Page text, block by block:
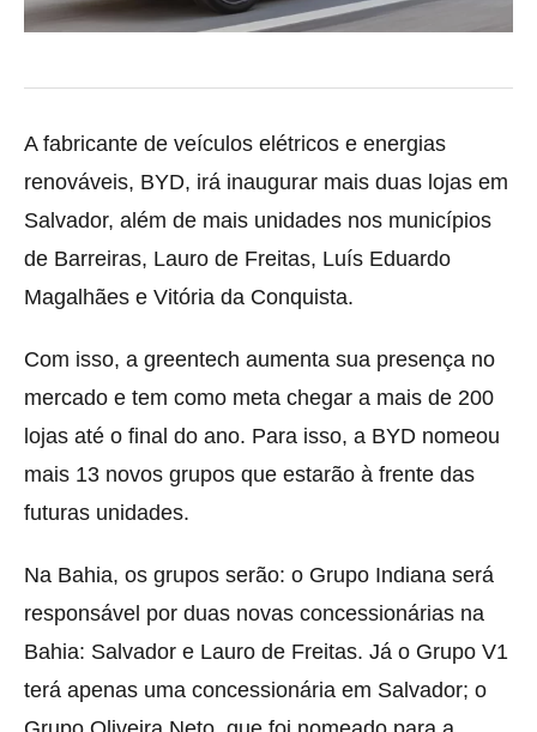
A fabricante de veículos elétricos e energias
renováveis, BYD, irá inaugurar mais duas lojas em
Salvador, além de mais unidades nos municípios
de Barreiras, Lauro de Freitas, Luís Eduardo
Magalhães e Vitória da Conquista.
Com isso, a greentech aumenta sua presença no
mercado e tem como meta chegar a mais de 200
lojas até o final do ano. Para isso, a BYD nomeou
mais 13 novos grupos que estarão à frente das
futuras unidades.
Na Bahia, os grupos serão: o Grupo Indiana será
responsável por duas novas concessionárias na
Bahia: Salvador e Lauro de Freitas. Já o Grupo V1
terá apenas uma concessionária em Salvador; o